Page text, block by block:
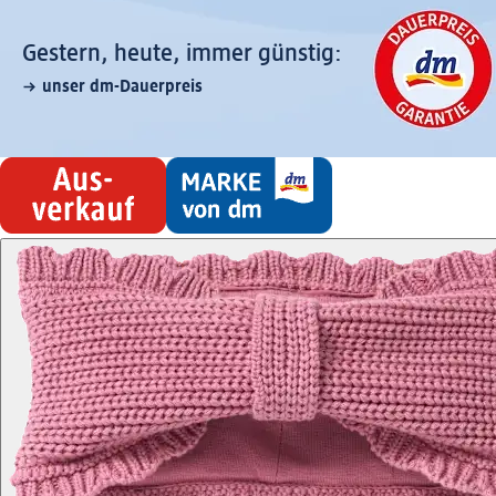
Gestern, heute, immer günstig:
unser dm-Dauerpreis